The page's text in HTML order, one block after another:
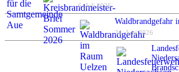
6. Juli 2026
Waldbrandgefahr
24. Juni 2026